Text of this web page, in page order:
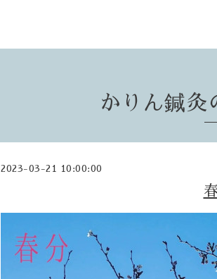
かりん鍼灸
2023-03-21 10:00:00